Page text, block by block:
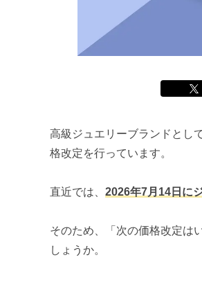
高級ジュエリーブランドとし
格改定を行っています。
直近では、 2026年7月14日に
そのため、「次の価格改定は
しょうか。